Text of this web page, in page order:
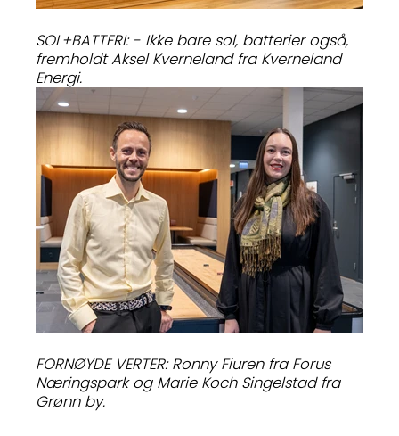
SOL+BATTERI: - Ikke bare sol, batterier også,
fremholdt Aksel Kverneland fra Kverneland
Energi.
FORNØYDE VERTER: Ronny Fiuren fra Forus
Næringspark og Marie Koch Singelstad fra
Grønn by.